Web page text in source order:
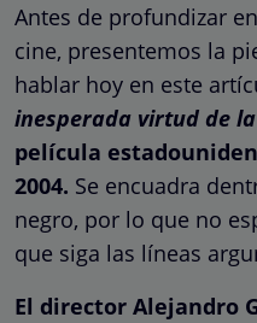
Antes de profundizar
cine, presentemos la
hablar hoy en este
inesperada virtud de
película
2004. Se encuadra
negro, por lo que no
que siga las líneas
El director Alejandro